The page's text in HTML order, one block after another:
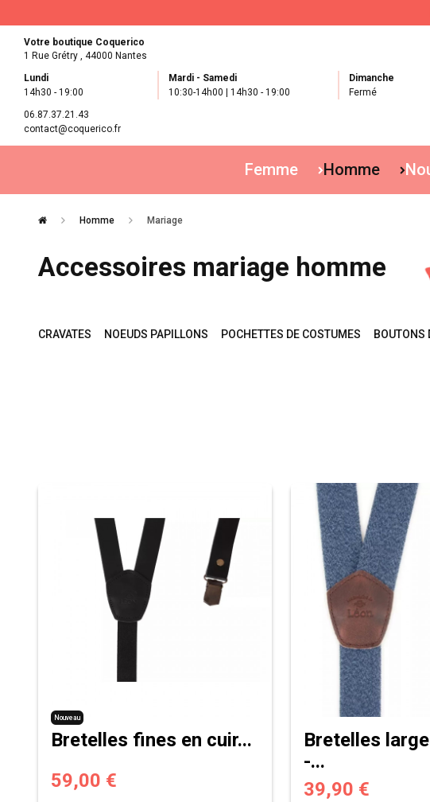
Votre boutique Coquerico
1 Rue Grétry , 44000 Nantes
Lundi
14h30 - 19:00
Mardi - Samedi
10:30-14h00 | 14h30 - 19:00
Dimanche
Fermé
06.87.37.21.43
contact@coquerico.fr
Femme Homme
Homme Mariage
Accessoires mariage homme
CRAVATES NOEUDS PAPILLONS POCHETTES DE COSTUMES BOUTONS
Nouveau
Bretelles fines en cuir...
59,00 €
Bretelles
-...
39,90 €